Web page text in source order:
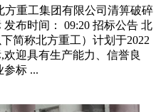
方重工集团有限公司清箅破碎
布时间： 09:20 招标公告 北
简称北方重工）计划于2022
迎具有生产能力、信誉良
参标 ...